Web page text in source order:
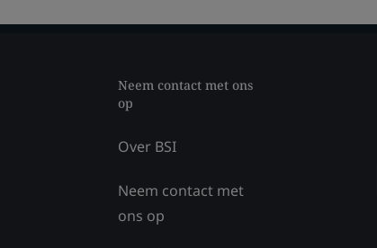
Neem contact met ons
op
Over BSI
Neem contact met
ons op